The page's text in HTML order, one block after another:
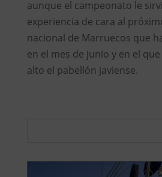
aunque el campeonato le
experiencia de cara al
nacional de Marruecos que
en el mes de junio y en el
alto el pabellón javiense.